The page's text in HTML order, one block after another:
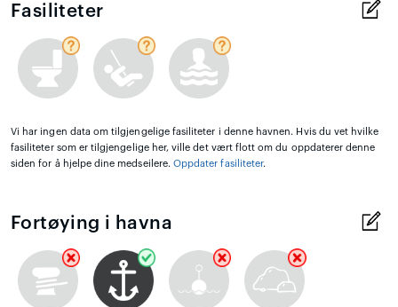
Fasiliteter
Vi har ingen data om tilgjengelige fasiliteter i denne havnen. Hvis du vet hvilke
fasiliteter som er tilgjengelige her, ville det vært flott om du oppdaterer denne
siden for å hjelpe dine medseilere. Oppdater fasiliteter.
Fortøying i havna